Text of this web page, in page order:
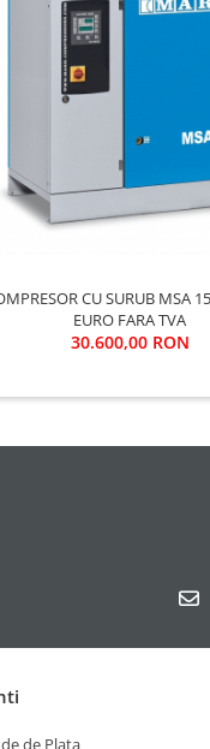
CU SURUB MSA 15 kW 5200
EURO FARA TVA
30.600,00 RON